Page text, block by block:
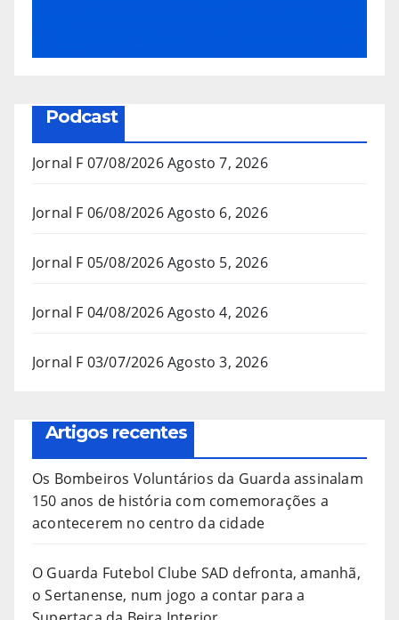
Podcast
Jornal F 07/08/2026Agosto 7, 2026
Jornal F 06/08/2026Agosto 6, 2026
Jornal F 05/08/2026Agosto 5, 2026
Jornal F 04/08/2026Agosto 4, 2026
Jornal F 03/07/2026Agosto 3, 2026
Artigos recentes
Os Bombeiros Voluntários da Guarda assinalam
150 anos de história com comemorações a
acontecerem no centro da cidade
O Guarda Futebol Clube SAD defronta, amanhã,
o Sertanense, num jogo a contar para a